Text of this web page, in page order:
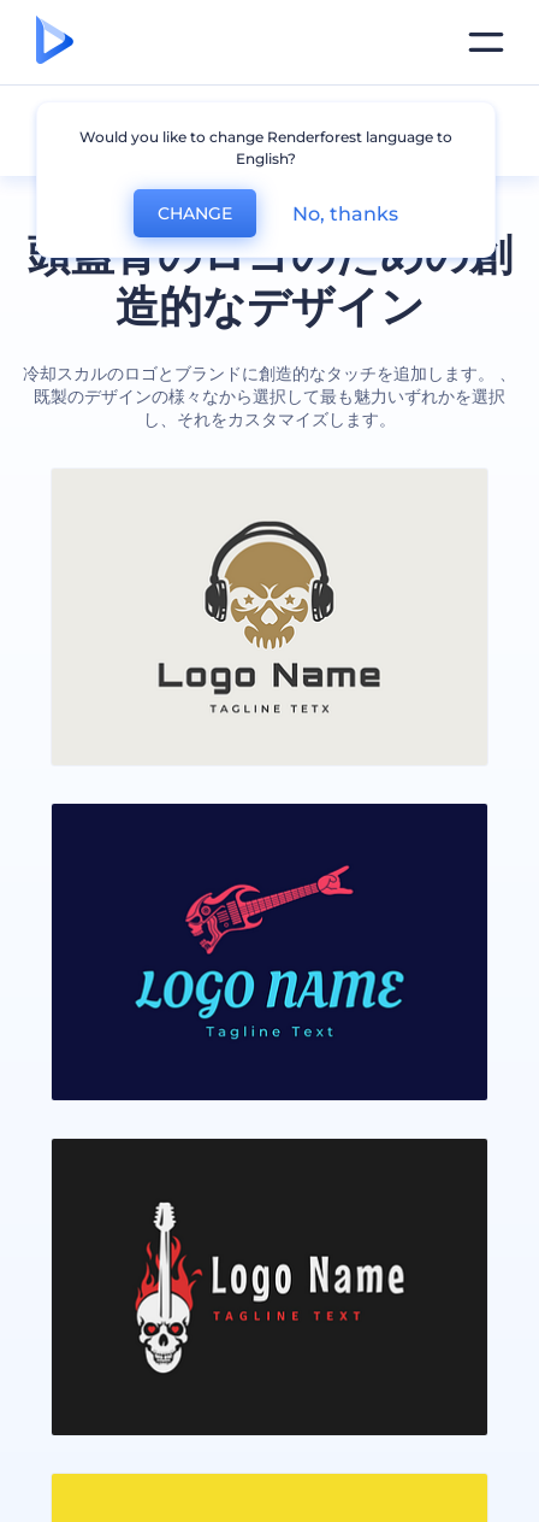
頭蓋骨のロゴのための創
造的なデザイン
冷却スカルのロゴとブランドに創造的なタッチを追加します。 、
既製のデザインの様々なから選択して最も魅力いずれかを選択
し、それをカスタマイズします。
頭蓋骨
Would you like to change Renderforest language to
English?
CHANGE No, thanks